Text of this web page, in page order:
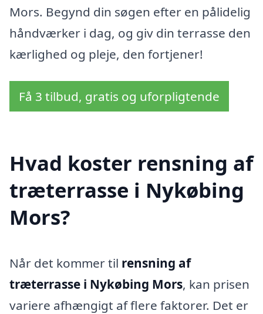
Mors. Begynd din søgen efter en pålidelig
håndværker i dag, og giv din terrasse den
kærlighed og pleje, den fortjener!
Få 3 tilbud, gratis og uforpligtende
Hvad koster rensning af
træterrasse i Nykøbing
Mors?
Når det kommer til rensning af
træterrasse i Nykøbing Mors, kan prisen
variere afhængigt af flere faktorer. Det er